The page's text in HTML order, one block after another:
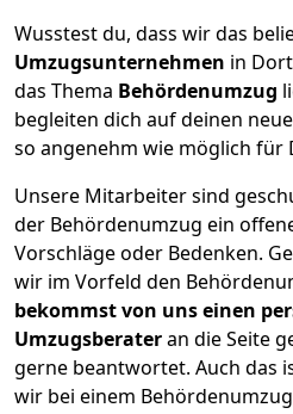
Wusstest du, dass wir das
Umzugsunternehmen in
das Thema Behördenumzug
begleiten dich auf deinen
so angenehm wie möglich für
Unsere Mitarbeiter sind
der Behördenumzug ein
Vorschläge oder Bedenken.
wir im Vorfeld den
bekommst von uns einen
Umzugsberateran die Seite
gerne beantwortet. Auch das
wir bei einem